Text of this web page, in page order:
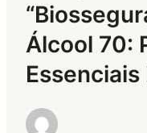
Álcool 70:
Essenciais